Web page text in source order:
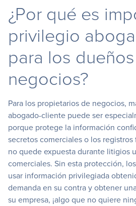
¿Por qué es
privilegio
para los
negocios?
Para los propietarios de negocios,
abogado-cliente puede ser
porque protege la información
secretos comerciales o los
no quede expuesta durante litigios
comerciales. Sin esta protección,
usar información privilegiada
demanda en su contra y obtener
su empresa, ¡algo que no quiere